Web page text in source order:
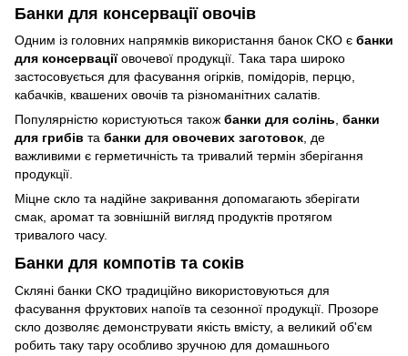
Банки для консервації овочів
Одним із головних напрямків використання банок СКО є банки
для консерваціїовочевої продукції. Така тара широко
застосовується для фасування огірків, помідорів, перцю,
кабачків, квашених овочів та різноманітних салатів.
Популярністю користуються також банки для солінь, банки
для грибів та банки для овочевих заготовок, де
важливими є герметичність та тривалий термін зберігання
продукції.
Міцне скло та надійне закривання допомагають зберігати
смак, аромат та зовнішній вигляд продуктів протягом
тривалого часу.
Банки для компотів та соків
Скляні банки СКО традиційно використовуються для
фасування фруктових напоїв та сезонної продукції. Прозоре
скло дозволяє демонструвати якість вмісту, а великий об'єм
робить таку тару особливо зручною для домашнього